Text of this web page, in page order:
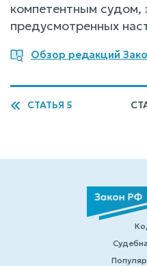
компетентным судом,
предусмотренных
Обзор редакций
СТАТЬЯ 5